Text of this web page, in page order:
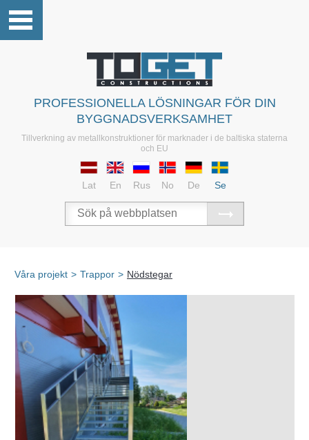
PROFESSIONELLA LÖSNINGAR FÖR DIN
BYGGNADSVERKSAMHET
Tillverkning av metallkonstruktioner för marknader i de baltiska staterna
och EU
Lat En Rus No De Se
Våra projekt > Trappor > Nödstegar